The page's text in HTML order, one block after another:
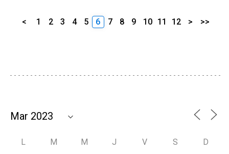
< 1 2 3 4 5 6 7 8 9 10 11 12 > >>
L M M J V S D